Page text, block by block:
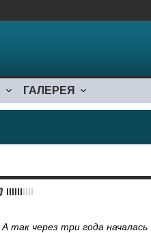
ГАЛЕРЕЯ
так через три года началась